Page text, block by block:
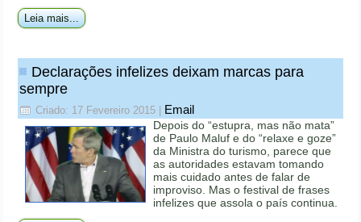
Leia mais...
Declarações infelizes deixam marcas para
sempre
Criado: 17 Fevereiro 2015 Email
Depois do “estupra, mas não mata”
de Paulo Maluf e do “relaxe e goze”
da Ministra do turismo, parece que
as autoridades estavam tomando
mais cuidado antes de falar de
improviso. Mas o festival de frases
infelizes que assola o país continua.